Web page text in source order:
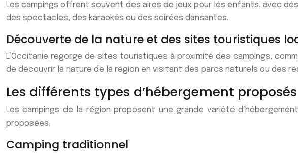
Les campings offrent souvent des aires de jeux pour les enfants, avec
des spectacles, des karaokés ou des soirées dansantes.
Découverte de la nature et des sites touristiques
L’Occitanie regorge de sites touristiques à proximité des campings,
de découvrir la nature de la région en visitant des parcs naturels ou des
Les différents types d’hébergement
Les campings de la région proposent une grande variété
proposées.
Camping traditionnel